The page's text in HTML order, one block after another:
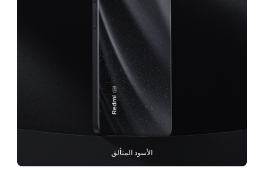
الفضي المتألق